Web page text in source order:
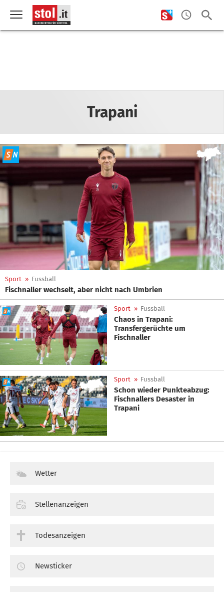
Trapani
Sport » Fussball
Fischnaller wechselt, aber nicht nach Umbrien
Sport » Fussball
Chaos in Trapani:
Transfergerüchte um
Fischnaller
Sport » Fussball
Schon wieder Punkteabzug:
Fischnallers Desaster in
Trapani
Wetter
Stellenanzeigen
Todesanzeigen
Newsticker